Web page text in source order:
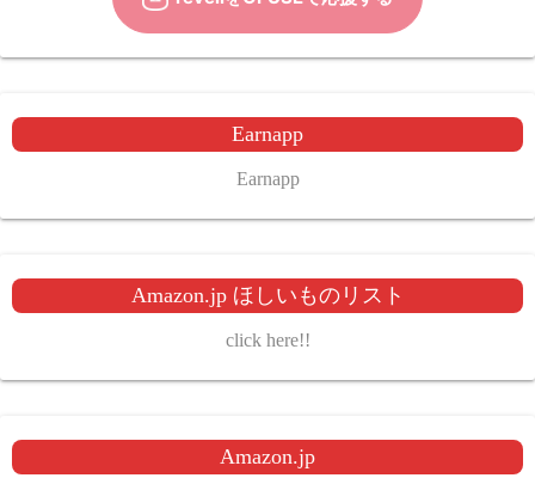
Earnapp
Earnapp
Amazon.jp ほしいものリスト
click here!!
Amazon.jp